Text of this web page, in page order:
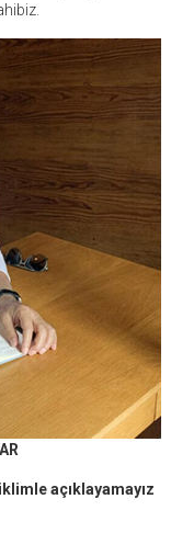
açıklayamayız